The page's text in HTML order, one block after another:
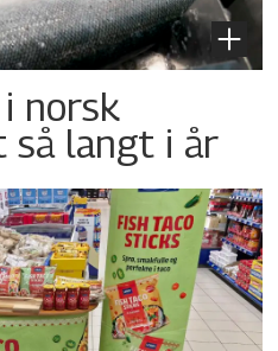
norsk
så langt i år